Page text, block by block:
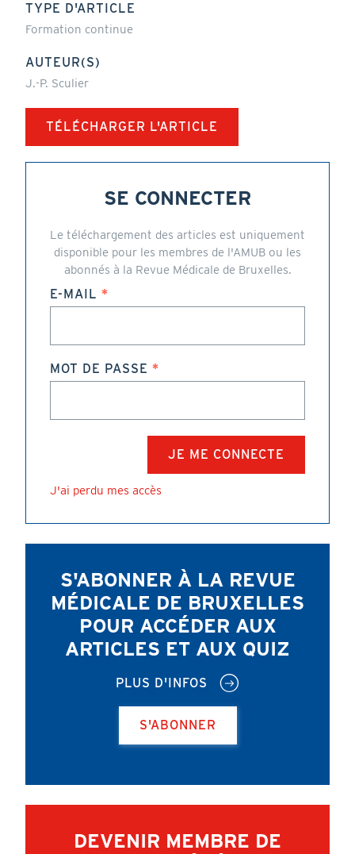
TYPE D'ARTICLE
Formation continue
AUTEUR(S)
J.-P. Sculier
TÉLÉCHARGER L'ARTICLE
SE CONNECTER
Le téléchargement des articles est uniquement
disponible pour les membres de l'AMUB ou les
abonnés à la Revue Médicale de Bruxelles.
E-MAIL
MOT DE PASSE
J'ai perdu mes accès
S'ABONNER À LA REVUE
MÉDICALE DE BRUXELLES
POUR ACCÉDER AUX
ARTICLES ET AUX QUIZ
PLUS D'INFOS
S'ABONNER
DEVENIR MEMBRE DE